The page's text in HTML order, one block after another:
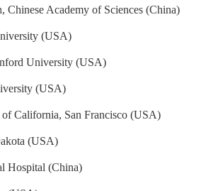
Chinese Academy of Sciences (China)
(USA)
University (USA)
(USA)
California, San Francisco (USA)
(USA)
Hospital (China)